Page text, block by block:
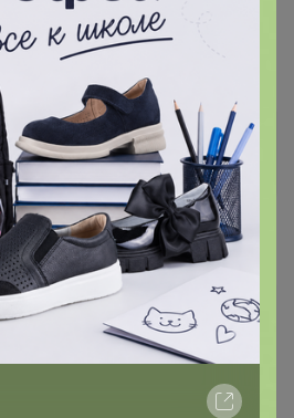
заказ, в котором не хватает
микрофибры "Вафелька". 18
из микрофибры